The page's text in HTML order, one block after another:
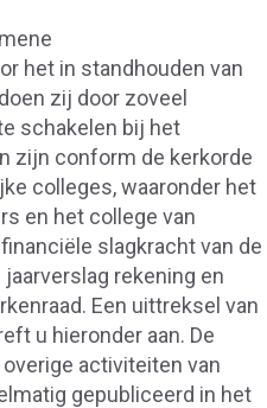
het in standhouden van
zij door zoveel
schakelen bij het
zijn conform de kerkorde
colleges, waaronder het
en het college van
slagkracht van de
rekening en
Een uittreksel van
u hieronder aan. De
activiteiten van
gepubliceerd in het